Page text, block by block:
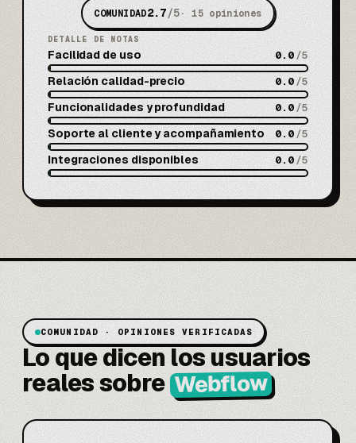
COMUNIDAD2.7/5·15 opiniones
DETALLE DE NOTAS
Facilidad de uso 0.0/5
Relación calidad-precio 0.0/5
Funcionalidades y profundidad 0.0/5
Soporte al cliente y acompañamiento 0.0/5
Integraciones disponibles 0.0/5
COMUNIDAD · OPINIONES VERIFICADAS
Lo que dicen los usuarios
reales sobreWebflow